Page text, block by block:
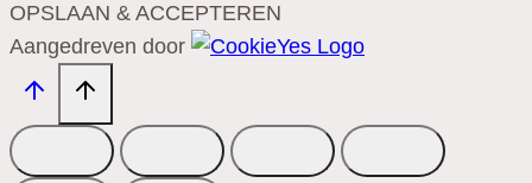
OPSLAAN & ACCEPTEREN
Aangedreven door